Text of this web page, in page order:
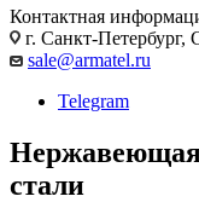
Контактная
г. Санкт-Петербург,
sale@armatel.ru
Telegram
Нержавеющая
стали